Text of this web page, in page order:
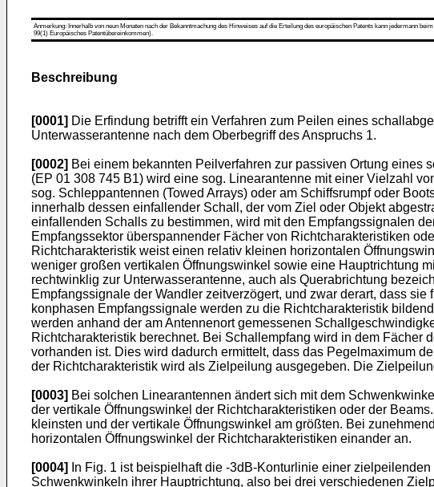
Anmerkung: Innerhalb von neun Monaten nach der Bekanntmachung des Hinweises auf die Erteilung des europäischen Patents kann jedermann
99(1) Europäisches Patentübereinkommen).
Beschreibung
[0001] Die Erfindung betrifft ein Verfahren zum Peilen eines
Unterwasserantenne nach dem Oberbegriff des Anspruchs 1.
[0002] Bei einem bekannten Peilverfahren zur passiven Ortung
(EP 01 308 745 B1) wird eine sog. Linearantenne mit einer Vielzahl
sog. Schleppantennen (Towed Arrays) oder am Schiffsrumpf oder
innerhalb dessen einfallender Schall, der vom Ziel oder Objekt
einfallenden Schalls zu bestimmen, wird mit den Empfangssignalen
Empfangssektor überspannender Fächer von Richtcharakteristiken
Richtcharakteristik weist einen relativ kleinen horizontalen
weniger großen vertikalen Öffnungswinkel sowie eine Hauptrichtung
rechtwinklig zur Unterwasserantenne, auch als Querabrichtung
Empfangssignale der Wandler zeitverzögert, und zwar derart, dass
konphasen Empfangssignale werden zu die Richtcharakteristik
werden anhand der am Antennenort gemessenen
Richtcharakteristik berechnet. Bei Schallempfang wird in dem
vorhanden ist. Dies wird dadurch ermittelt, dass das Pegelmaximum
der Richtcharakteristik wird als Zielpeilung ausgegeben. Die
[0003] Bei solchen Linearantennen ändert sich mit dem
der vertikale Öffnungswinkel der Richtcharakteristiken oder der
kleinsten und der vertikale Öffnungswinkel am größten. Bei
horizontalen Öffnungswinkel der Richtcharakteristiken einander an.
[0004]
In Fig. 1 ist beispielhaft die -3dB-Konturlinie einer
Schwenkwinkeln ihrer Hauptrichtung, also bei drei verschiedenen